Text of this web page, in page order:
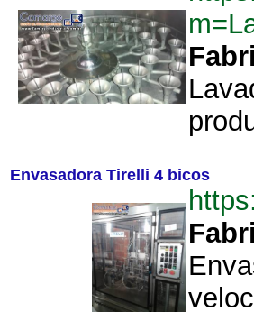
Envasadora Tirelli 4 bicos